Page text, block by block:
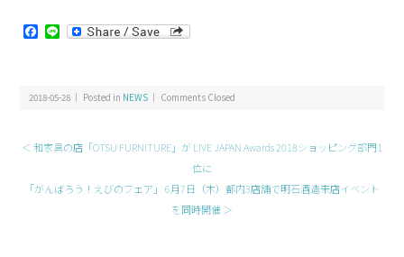
Facebook
Line
2018-05-28 ｜ Posted in NEWS ｜ Comments Closed
＜ 和家具の店「OTSU FURNITURE」が LIVE JAPAN Awards 2018ショッピング部門1
位に
「がんばろう！えびのフェア」 6月7日（木）都内3店舗で明石酒造来店イベント
を同時開催 ＞